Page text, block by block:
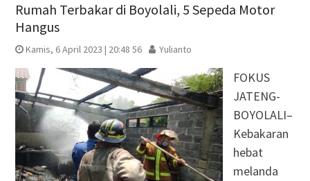
Rumah Terbakar di Boyolali, 5 Sepeda Motor
Hangus
Kamis, 6 April 2023 | 20:48 56 Yulianto
FOKUS
JATENG-
BOYOLALI–
Kebakaran
hebat
melanda